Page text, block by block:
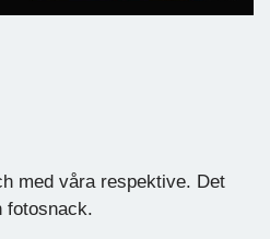
med våra respektive. Det
fotosnack.